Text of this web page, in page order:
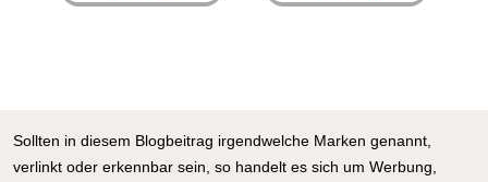
Sollten in diesem Blogbeitrag irgendwelche Marken genannt,
verlinkt oder erkennbar sein, so handelt es sich um Werbung,